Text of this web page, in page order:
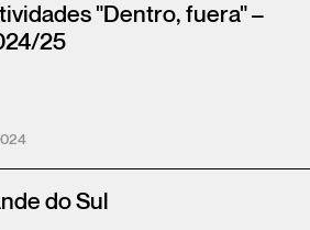
"Dentro, fuera" –
25
do Sul